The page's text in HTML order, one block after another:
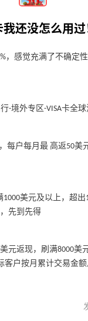
还没怎么用过
，感觉充满了不确定
-境外专区-VISA卡全
每户每月最 高返50
美元及以上，超
先到先得
元返现，刷满8000
客户按月累计交易金
3
3天18小时